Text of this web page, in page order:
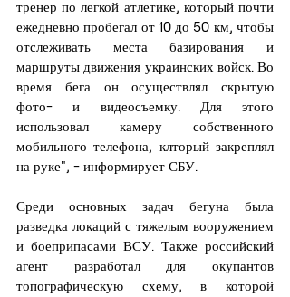
тренер по легкой атлетике, который почти
ежедневно пробегал от 10 до 50 км, чтобы
отслеживать места базирования и
маршруты движения украинских войск. Во
время бега он осуществлял скрытую
фото- и видеосъемку. Для этого
использовал камеру собственного
мобильного телефона, клторый закреплял
на руке", - информирует СБУ.
Среди основных задач бегуна была
разведка локаций с тяжелым вооружением
и боеприпасами ВСУ. Также российский
агент разработал для окупантов
топографическую схему, в которой